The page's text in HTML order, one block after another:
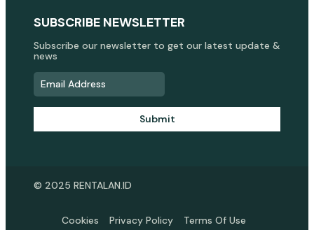
SUBSCRIBE NEWSLETTER
Subscribe our newsletter to get our latest update &
news
Submit
© 2025 RENTALAN.ID
Cookies Privacy Policy Terms Of Use